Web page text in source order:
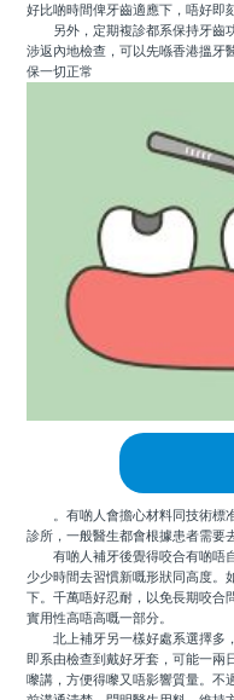
好比啲時間俾牙齒適應下，唔好即
另外，定期複診都系保持牙齒功
涉返內地檢查，可以先喺香港搵牙
保一切正常
。有啲人會擔心材料同技術標
診所，一般醫生都會根據患者需要
有啲人補牙後覺得咬合有啲唔
少少時間去習慣新嘅形狀同高度。
下。千萬唔好忍耐，以免長期咬合
實用性高唔高嘅一部分。
北上補牙另一樣好處系選擇多，
即系由檢查到戴好牙套，可能一兩
嚟講，方便得嚟又唔影響質量。不